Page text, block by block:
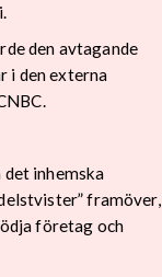
den avtagande
i den externa
inhemska
framöver,
företag och